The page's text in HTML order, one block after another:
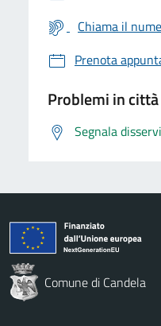
Chiama il
Prenota
Problemi in città
Segnala
Comune di Candela